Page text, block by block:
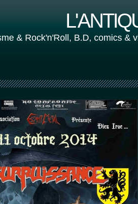
& Rock'n'Roll, B.D, comics &